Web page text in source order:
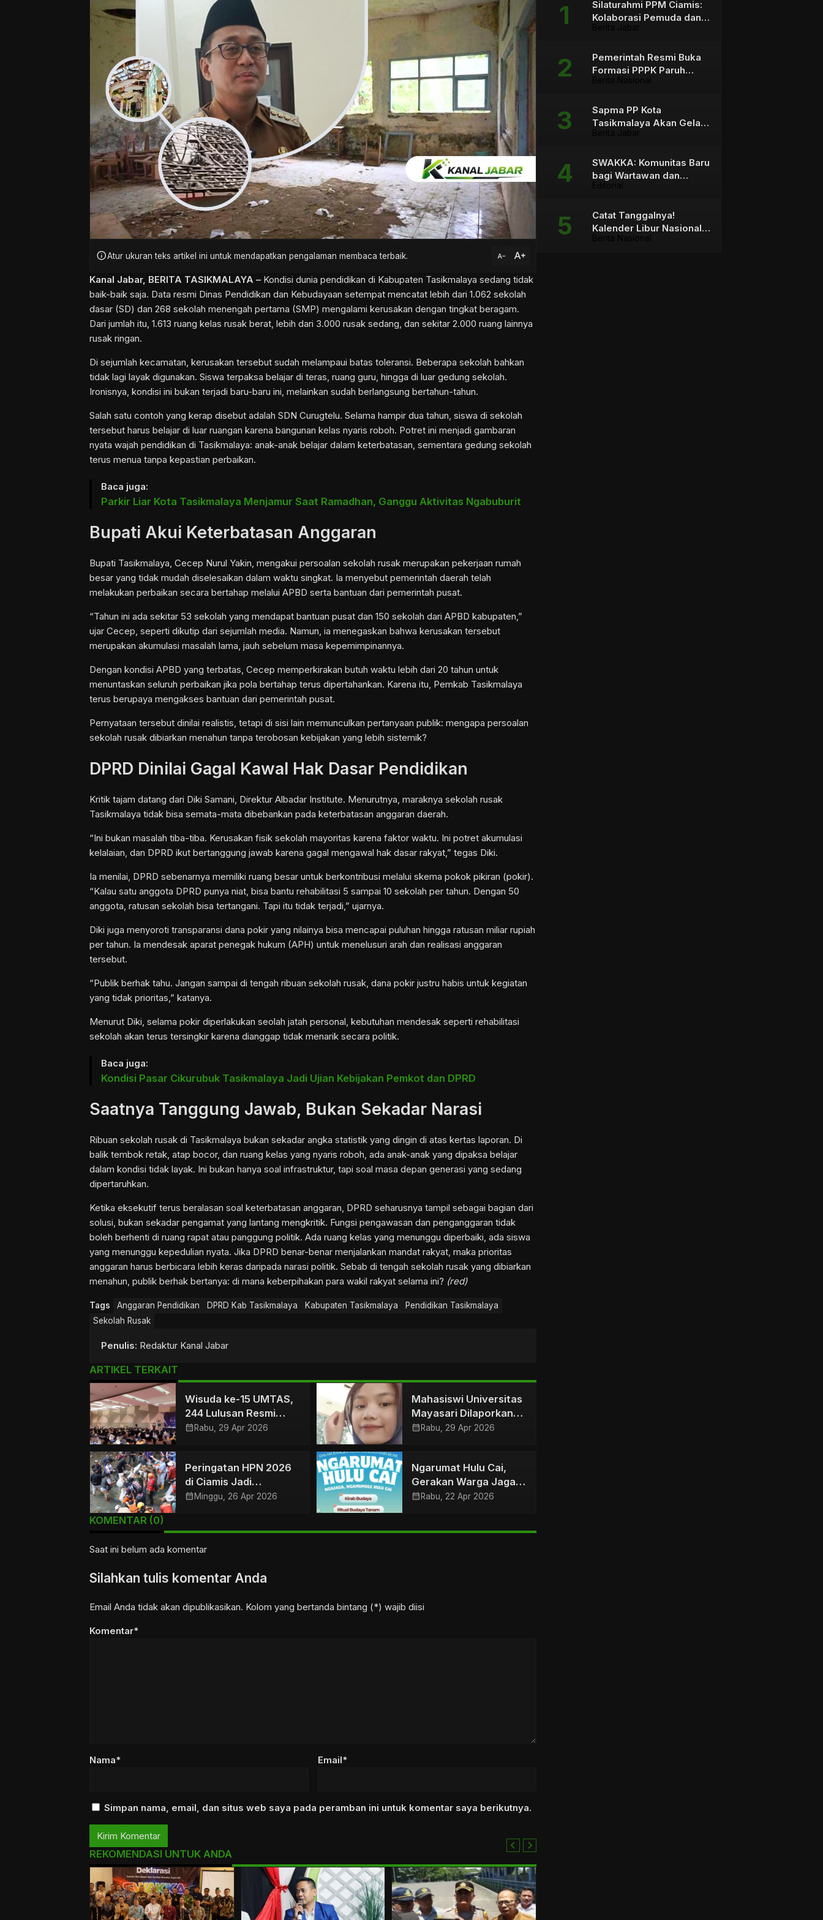
infoAtur ukuran teks artikel ini untuk mendapatkan pengalaman membaca terbaik. text_decrease text_increase
Kanal Jabar, BERITA TASIKMALAYA – Kondisi dunia pendidikan di Kabupaten Tasikmalaya sedang tidak
baik-baik saja. Data resmi Dinas Pendidikan dan Kebudayaan setempat mencatat lebih dari 1.062 sekolah
dasar (SD) dan 268 sekolah menengah pertama (SMP) mengalami kerusakan dengan tingkat beragam.
Dari jumlah itu, 1.613 ruang kelas rusak berat, lebih dari 3.000 rusak sedang, dan sekitar 2.000 ruang lainnya
rusak ringan.
Di sejumlah kecamatan, kerusakan tersebut sudah melampaui batas toleransi. Beberapa sekolah bahkan
tidak lagi layak digunakan. Siswa terpaksa belajar di teras, ruang guru, hingga di luar gedung sekolah.
Ironisnya, kondisi ini bukan terjadi baru-baru ini, melainkan sudah berlangsung bertahun-tahun.
Salah satu contoh yang kerap disebut adalah SDN Curugtelu. Selama hampir dua tahun, siswa di sekolah
tersebut harus belajar di luar ruangan karena bangunan kelas nyaris roboh. Potret ini menjadi gambaran
nyata wajah pendidikan di Tasikmalaya: anak-anak belajar dalam keterbatasan, sementara gedung sekolah
terus menua tanpa kepastian perbaikan.
Baca juga:
Parkir Liar Kota Tasikmalaya Menjamur Saat Ramadhan, Ganggu Aktivitas Ngabuburit
Bupati Akui Keterbatasan Anggaran
Bupati Tasikmalaya, Cecep Nurul Yakin, mengakui persoalan sekolah rusak merupakan pekerjaan rumah
besar yang tidak mudah diselesaikan dalam waktu singkat. Ia menyebut pemerintah daerah telah
melakukan perbaikan secara bertahap melalui APBD serta bantuan dari pemerintah pusat.
“Tahun ini ada sekitar 53 sekolah yang mendapat bantuan pusat dan 150 sekolah dari APBD kabupaten,”
ujar Cecep, seperti dikutip dari sejumlah media. Namun, ia menegaskan bahwa kerusakan tersebut
merupakan akumulasi masalah lama, jauh sebelum masa kepemimpinannya.
Dengan kondisi APBD yang terbatas, Cecep memperkirakan butuh waktu lebih dari 20 tahun untuk
menuntaskan seluruh perbaikan jika pola bertahap terus dipertahankan. Karena itu, Pemkab Tasikmalaya
terus berupaya mengakses bantuan dari pemerintah pusat.
Pernyataan tersebut dinilai realistis, tetapi di sisi lain memunculkan pertanyaan publik: mengapa persoalan
sekolah rusak dibiarkan menahun tanpa terobosan kebijakan yang lebih sistemik?
DPRD Dinilai Gagal Kawal Hak Dasar Pendidikan
Kritik tajam datang dari Diki Samani, Direktur Albadar Institute. Menurutnya, maraknya sekolah rusak
Tasikmalaya tidak bisa semata-mata dibebankan pada keterbatasan anggaran daerah.
“Ini bukan masalah tiba-tiba. Kerusakan fisik sekolah mayoritas karena faktor waktu. Ini potret akumulasi
kelalaian, dan DPRD ikut bertanggung jawab karena gagal mengawal hak dasar rakyat,” tegas Diki.
Ia menilai, DPRD sebenarnya memiliki ruang besar untuk berkontribusi melalui skema pokok pikiran (pokir).
“Kalau satu anggota DPRD punya niat, bisa bantu rehabilitasi 5 sampai 10 sekolah per tahun. Dengan 50
anggota, ratusan sekolah bisa tertangani. Tapi itu tidak terjadi,” ujarnya.
Diki juga menyoroti transparansi dana pokir yang nilainya bisa mencapai puluhan hingga ratusan miliar rupiah
per tahun. Ia mendesak aparat penegak hukum (APH) untuk menelusuri arah dan realisasi anggaran
tersebut.
“Publik berhak tahu. Jangan sampai di tengah ribuan sekolah rusak, dana pokir justru habis untuk kegiatan
yang tidak prioritas,” katanya.
Menurut Diki, selama pokir diperlakukan seolah jatah personal, kebutuhan mendesak seperti rehabilitasi
sekolah akan terus tersingkir karena dianggap tidak menarik secara politik.
Baca juga:
Kondisi Pasar Cikurubuk Tasikmalaya Jadi Ujian Kebijakan Pemkot dan DPRD
Saatnya Tanggung Jawab, Bukan Sekadar Narasi
Ribuan sekolah rusak di Tasikmalaya bukan sekadar angka statistik yang dingin di atas kertas laporan. Di
balik tembok retak, atap bocor, dan ruang kelas yang nyaris roboh, ada anak-anak yang dipaksa belajar
dalam kondisi tidak layak. Ini bukan hanya soal infrastruktur, tapi soal masa depan generasi yang sedang
dipertaruhkan.
Ketika eksekutif terus beralasan soal keterbatasan anggaran, DPRD seharusnya tampil sebagai bagian dari
solusi, bukan sekadar pengamat yang lantang mengkritik. Fungsi pengawasan dan penganggaran tidak
boleh berhenti di ruang rapat atau panggung politik. Ada ruang kelas yang menunggu diperbaiki, ada siswa
yang menunggu kepedulian nyata. Jika DPRD benar-benar menjalankan mandat rakyat, maka prioritas
anggaran harus berbicara lebih keras daripada narasi politik. Sebab di tengah sekolah rusak yang dibiarkan
menahun, publik berhak bertanya: di mana keberpihakan para wakil rakyat selama ini? (red)
Tags Anggaran Pendidikan DPRD Kab Tasikmalaya Kabupaten Tasikmalaya
Pendidikan Tasikmalaya
Sekolah Rusak
Penulis: Redaktur Kanal Jabar
ARTIKEL TERKAIT
Wisuda ke-15 UMTAS,
244 Lulusan Resmi
Dikukuhkan
calendar_monthRabu, 29 Apr 2026
Mahasiswi Universitas
Mayasari Dilaporkan
Hilang di Kota
calendar_monthRabu, 29 Apr 2026
Peringatan HPN 2026
di Ciamis Jadi
Momentum Pers Peduli
calendar_monthMinggu, 26 Apr 2026
Ngarumat Hulu Cai,
Gerakan Warga Jaga
Air Bersih
calendar_monthRabu, 22 Apr 2026
KOMENTAR (0)
Saat ini belum ada komentar
Silahkan tulis komentar Anda
Email Anda tidak akan dipublikasikan. Kolom yang bertanda bintang (*) wajib diisi
Komentar*
Nama* Email*
Simpan nama, email, dan situs web saya pada peramban ini untuk komentar saya berikutnya.
REKOMENDASI UNTUK ANDA
Silaturahmi PPM Ciamis:
Kolaborasi Pemuda dan
Pemerintah Resmi Buka
Formasi PPPK Paruh
Sapma PP Kota
Tasikmalaya Akan Gelar
SWAKKA: Komunitas Baru
bagi Wartawan dan
Catat Tanggalnya!
Kalender Libur Nasional &